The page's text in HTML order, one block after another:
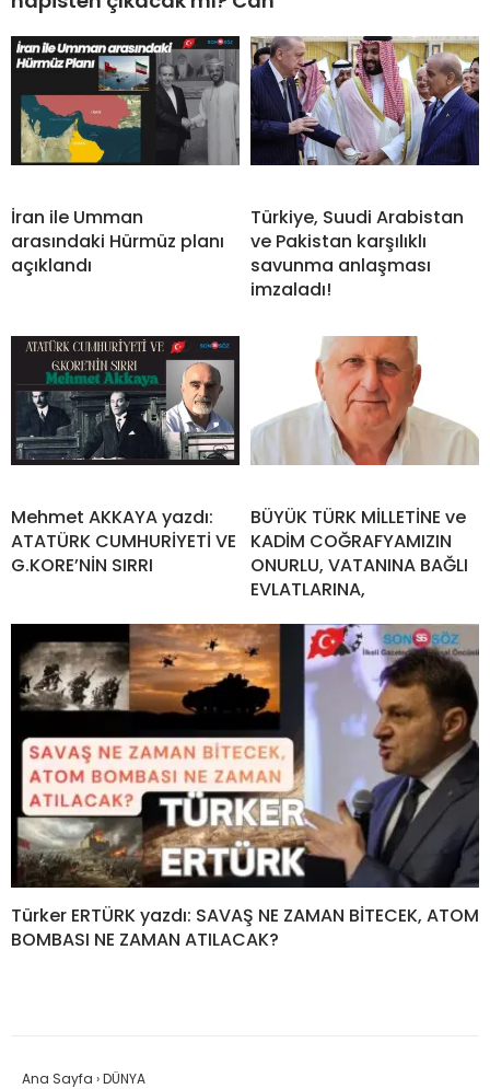
İran ile Umman
arasındaki Hürmüz planı
açıklandı
Türkiye, Suudi Arabistan
ve Pakistan karşılıklı
savunma anlaşması
imzaladı!
Mehmet AKKAYA yazdı:
ATATÜRK CUMHURİYETİ VE
G.KORE’NİN SIRRI
BÜYÜK TÜRK MİLLETİNE ve
KADİM COĞRAFYAMIZIN
ONURLU, VATANINA BAĞLI
EVLATLARINA,
Türker ERTÜRK yazdı: SAVAŞ NE ZAMAN BİTECEK, ATOM
BOMBASI NE ZAMAN ATILACAK?
Ana Sayfa ›DÜNYA